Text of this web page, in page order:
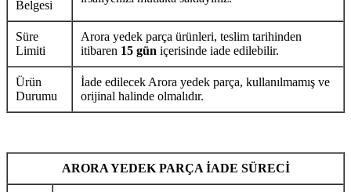
Belgesi
Süre
Limiti
Arora yedek parça ürünleri, teslim tarihinden
itibaren 15 gün içerisinde iade edilebilir.
Ürün
Durumu
İade edilecek Arora yedek parça, kullanılmamış ve
orijinal halinde olmalıdır.
ARORA YEDEK PARÇA İADE SÜRECİ